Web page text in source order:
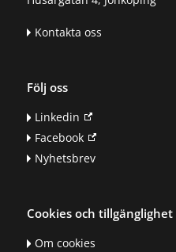
Kontakta oss
Följ oss
Linkedin
Facebook
Nyhetsbrev
Cookies och tillgänglighet
Om cookies